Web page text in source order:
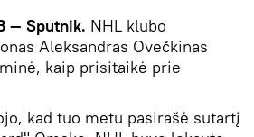
— Sputnik. NHL klubo
Aleksandras Ovečkinas
kaip prisitaikė prie
kad tuo metu pasirašė sutartį